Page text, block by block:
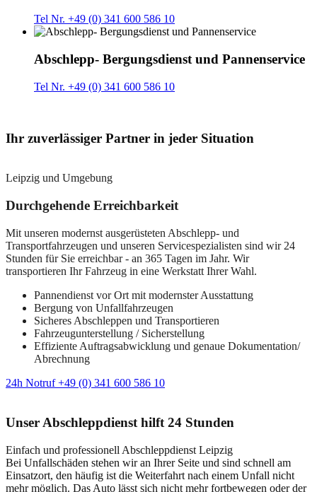
Tel Nr. +49 (0) 341 600 586 10
Abschlepp- Bergungsdienst und Pannenservice
Tel Nr. +49 (0) 341 600 586 10
Ihr zuverlässiger Partner in jeder Situation
Leipzig und Umgebung
Durchgehende Erreichbarkeit
Mit unseren modernst ausgerüsteten Abschlepp- und
Transportfahrzeugen und unseren Servicespezialisten sind wir 24
Stunden für Sie erreichbar - an 365 Tagen im Jahr. Wir
transportieren Ihr Fahrzeug in eine Werkstatt Ihrer Wahl.
Pannendienst vor Ort mit modernster Ausstattung
Bergung von Unfallfahrzeugen
Sicheres Abschleppen und Transportieren
Fahrzeugunterstellung / Sicherstellung
Effiziente Auftragsabwicklung und genaue Dokumentation/
Abrechnung
24h Notruf +49 (0) 341 600 586 10
Unser Abschleppdienst hilft 24 Stunden
Einfach und professionell Abschleppdienst Leipzig
Bei Unfallschäden stehen wir an Ihrer Seite und sind schnell am
Einsatzort, den häufig ist die Weiterfahrt nach einem Unfall nicht
mehr möglich. Das Auto lässt sich nicht mehr fortbewegen oder der